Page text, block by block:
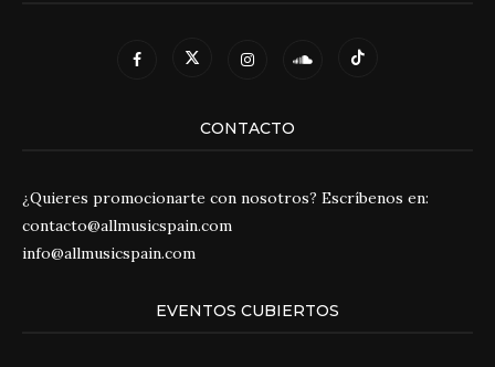
CONTACTO
¿Quieres promocionarte con nosotros? Escríbenos en:
contacto@allmusicspain.com
info@allmusicspain.com
EVENTOS CUBIERTOS